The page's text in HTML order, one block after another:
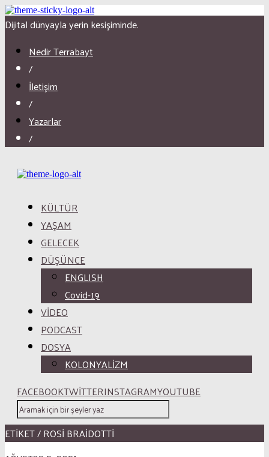
Dijital dünyayla yerin kesişiminde.
Nedir Terrabayt
/
İletişim
/
Yazarlar
/
KÜLTÜR
YAŞAM
GELECEK
DÜŞÜNCE
ENGLISH
Covid-19
VİDEO
PODCAST
DOSYA
KOLONYALİZM
FACEBOOKTWITTERINSTAGRAMYOUTUBE
ETİKET / ROSI BRAIDOTTI